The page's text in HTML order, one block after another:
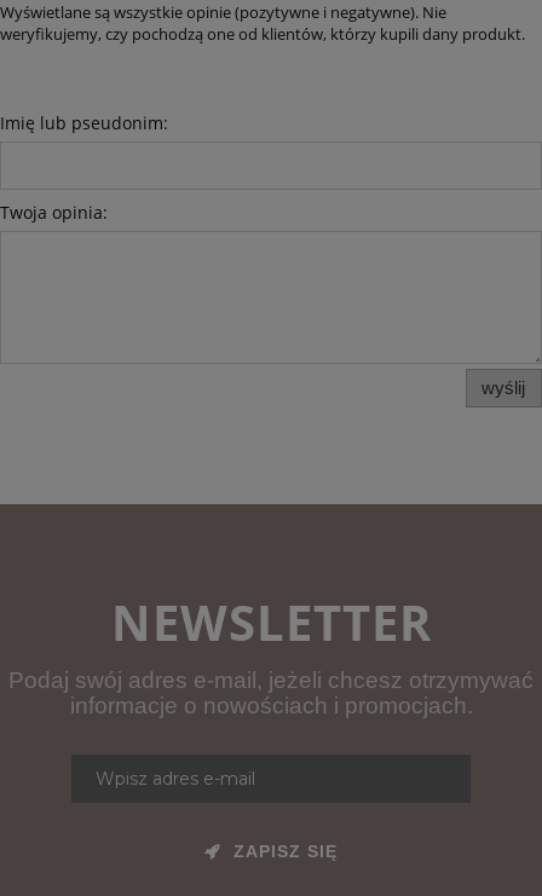
Wyświetlane są wszystkie opinie (pozytywne i negatywne). Nie
weryfikujemy, czy pochodzą one od klientów, którzy kupili dany produkt.
Imię lub pseudonim:
Twoja opinia:
wyślij
NEWSLETTER
Podaj swój adres e-mail, jeżeli chcesz otrzymywać
informacje o nowościach i promocjach.
ZAPISZ SIĘ